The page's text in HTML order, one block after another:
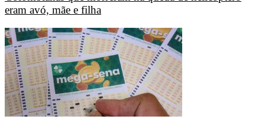
eram avó, mãe e filha